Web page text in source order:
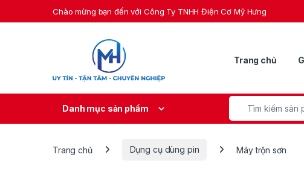
Skip to navigationChào mừng bạn đến với Công Ty TNHH Điện Cơ Mỹ Hưng
Trang chủ
Danh mục sản phẩm
Search for:
Trang chủ Dụng cụ dùng pin Máy trộn sơn